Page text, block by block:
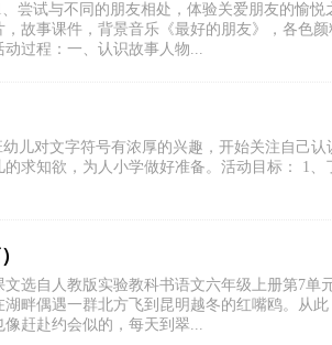
尝试与不同的朋友相处，体验关爱朋友的愉
故事课件，背景音乐《最好的朋友》，各色
过程：一、认识故事人物...
儿对文字符号有浓厚的兴趣，开始关注自己
求知欲，为人小学做好准备。活动目标： 1
选自人教版实验教科书语文六年级上册第7单
畔偶遇一群北方飞到昆明越冬的红嘴鸥。从
赶赴约会似的，每天到翠...